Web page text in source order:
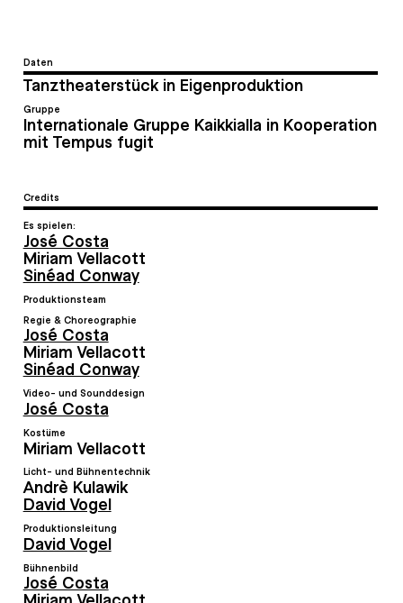
Daten
Tanztheaterstück in Eigenproduktion
Gruppe
Internationale Gruppe Kaikkialla in Kooperation
mit Tempus fugit
Credits
Es spielen:
José Costa
Miriam Vellacott
Sinéad Conway
Produktionsteam
Regie & Choreographie
José Costa
Miriam Vellacott
Sinéad Conway
Video- und Sounddesign
José Costa
Kostüme
Miriam Vellacott
Licht- und Bühnentechnik
Andrè Kulawik
David Vogel
Produktionsleitung
David Vogel
Bühnenbild
José Costa